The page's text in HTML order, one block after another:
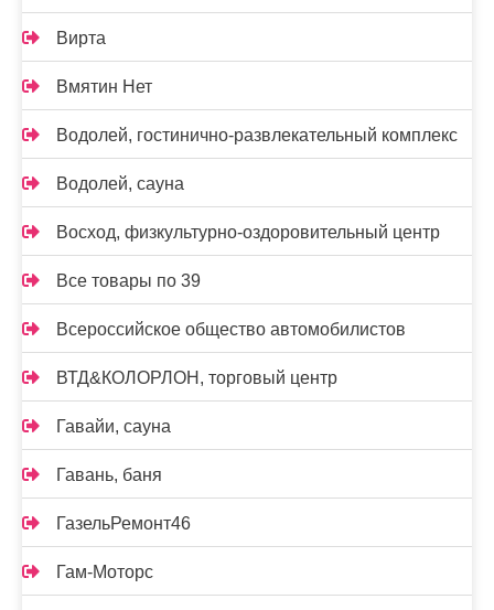
Вирта
Вмятин Нет
Водолей, гостинично-развлекательный комплекс
Водолей, сауна
Восход, физкультурно-оздоровительный центр
Все товары по 39
Всероссийское общество автомобилистов
ВТД&КОЛОРЛОН, торговый центр
Гавайи, сауна
Гавань, баня
ГазельРемонт46
Гам-Моторс